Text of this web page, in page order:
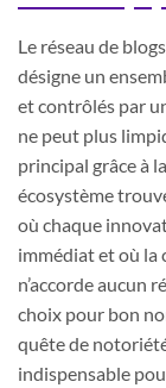
Le réseau de
désigne un
et contrôlés par
ne peut plus
principal grâce à
écosystème
où chaque
immédiat et où la
n’accorde aucun
choix pour bon
quête de
indispensable